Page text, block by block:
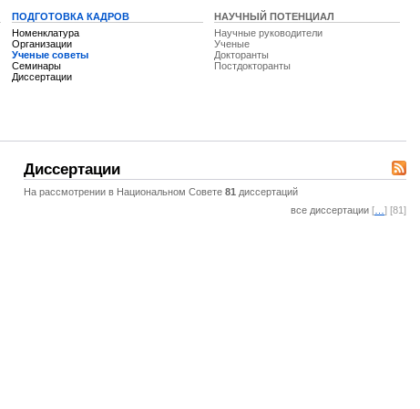
ПОДГОТОВКА КАДРОВ
Номенклатура
Организации
Ученые советы
Семинары
Диссертации
НАУЧНЫЙ ПОТЕНЦИАЛ
Научные руководители
Ученые
Докторанты
Постдокторанты
Диссертации
На рассмотрении в Национальном Совете 81 диссертаций
все диссертации [ ] [81]